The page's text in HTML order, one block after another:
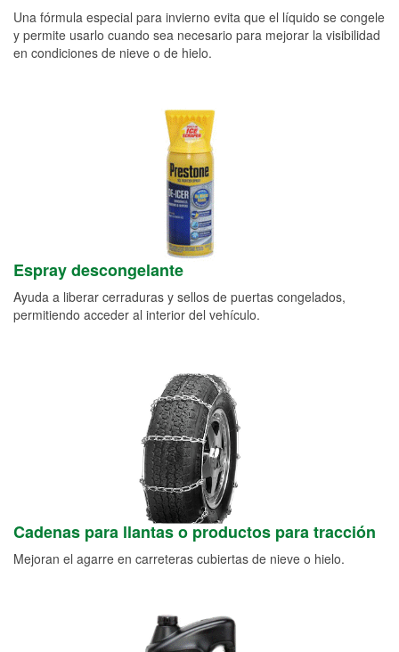
Una fórmula especial para invierno evita que el líquido se congele
y permite usarlo cuando sea necesario para mejorar la visibilidad
en condiciones de nieve o de hielo.
Espray descongelante
Ayuda a liberar cerraduras y sellos de puertas congelados,
permitiendo acceder al interior del vehículo.
Cadenas para llantas o productos para tracción
Mejoran el agarre en carreteras cubiertas de nieve o hielo.